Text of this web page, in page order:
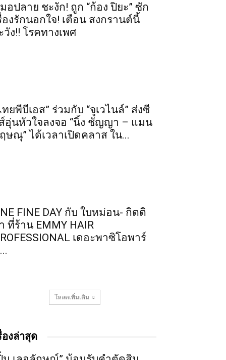
อปลาย ชะงัก! ถูก “ก้อง ปิยะ” ซัก
องรักนอกใจ! เตือน สงกรานต์นี้
วัง!! โรคทางเพศ
ทยพีบีเอส” ร่วมกับ “จูเวไนล์” ส่งซี
อุ่นหัวใจลงจอ “นิ้ง ชัญญา – แมน
ษณุ” ได้เวลาเปิดคลาส ใน...
FINE DAY กับ ใบหม่อน- กิตติ
ที่ร้าน EMMY HAIR
เดอะพาซิโอพาร์
โหลดเพิ่มเติม
องล่าสุด